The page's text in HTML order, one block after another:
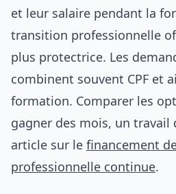
et leur salaire pendant la
transition professionnelle
plus protectrice. Les
combinent souvent CPF et
formation. Comparer les
gagner des mois, un
article sur le financement
professionnelle continue.